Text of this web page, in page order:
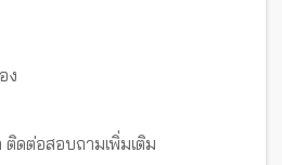
ง
ดต่อสอบถามเพิ่มเติม